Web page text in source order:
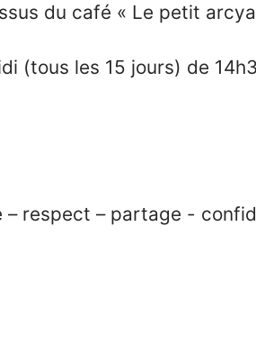
du café « Le petit
(tous les 15 jours) de
– respect – partage -